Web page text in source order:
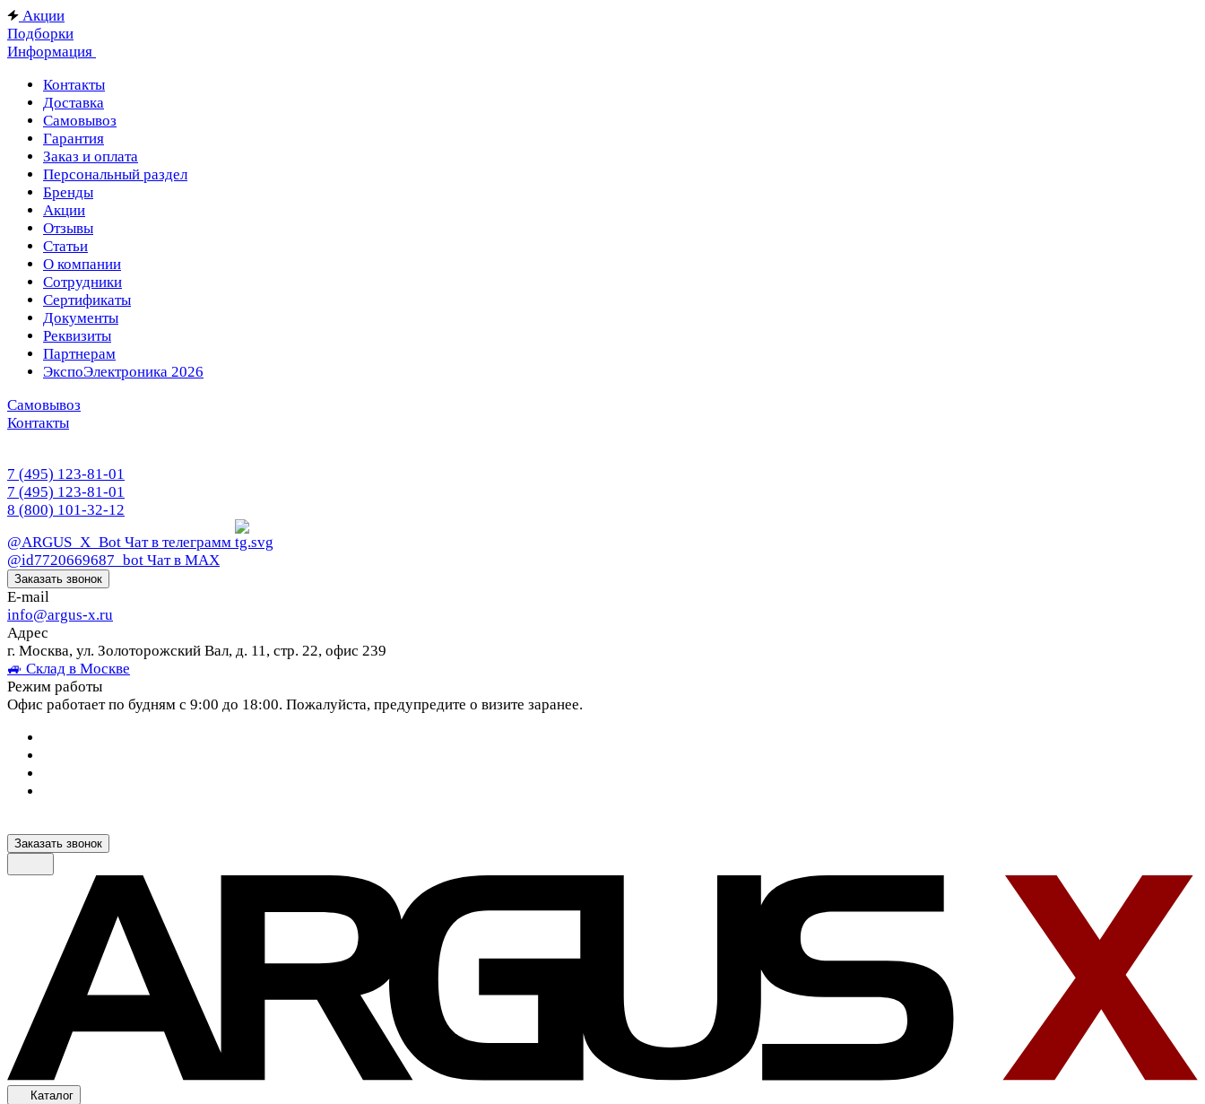
Акции
Подборки
Информация
Контакты
Доставка
Самовывоз
Гарантия
Заказ и оплата
Персональный раздел
Бренды
Акции
Отзывы
Статьи
О компании
Сотрудники
Сертификаты
Документы
Реквизиты
Партнерам
ЭкспоЭлектроника 2026
Самовывоз
Контакты
7 (495) 123-81-01
7 (495) 123-81-01
8 (800) 101-32-12
@ARGUS_X_Bot Чат в телеграмм
@id7720669687_bot Чат в МАХ
Заказать звонок
E-mail
info@argus-x.ru
Адрес
г. Москва, ул. Золоторожский Вал, д. 11, стр. 22, офис 239
🚙 Склад в Москве
Режим работы
Офис работает по будням с 9:00 до 18:00. Пожалуйста, предупредите о визите заранее.
Заказать звонок
Каталог